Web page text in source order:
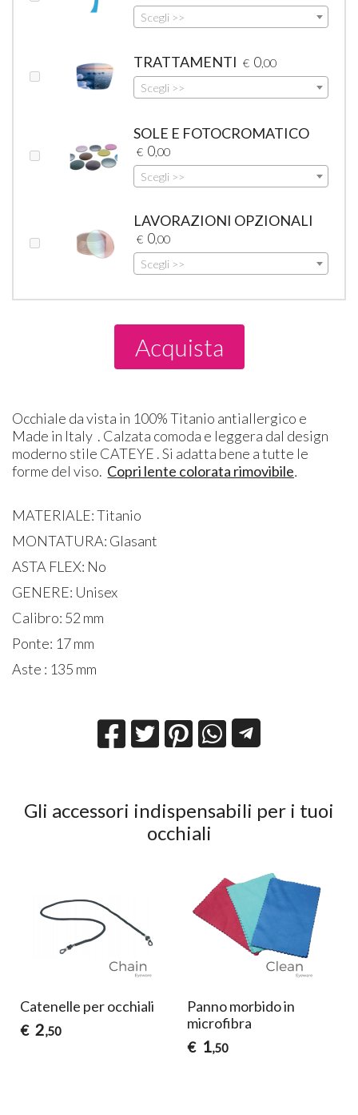
Scegli >>
TRATTAMENTI € 0,00
Scegli >>
SOLE E FOTOCROMATICO
€ 0,00
Scegli >>
LAVORAZIONI OPZIONALI
€ 0,00
Scegli >>
Acquista
Occhiale da vista in 100% Titanio antiallergico e
Made in Italy . Calzata comoda e leggera dal design
moderno stile CATEYE . Si adatta bene a tutte le
forme del viso. Copri lente colorata rimovibile.
MATERIALE: Titanio
MONTATURA: Glasant
ASTA FLEX: No
GENERE: Unisex
Calibro: 52 mm
Ponte: 17 mm
Aste : 135 mm
Gli accessori indispensabili per i tuoi
occhiali
Catenelle per occhiali
€ 2,50
Panno morbido in
microfibra
€ 1,50